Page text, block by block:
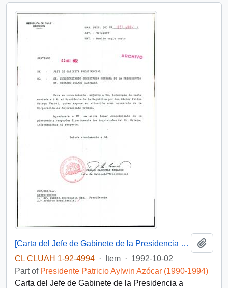
[Carta del Jefe de Gabinete de la Presidencia a Subsecretario General de la Presidencia]
CL CLUAH 1-92-4994 · Item · 1992-10-02
Part of Presidente Patricio Aylwin Azócar (1990-1994)
Carta del Jefe de Gabinete de la Presidencia a